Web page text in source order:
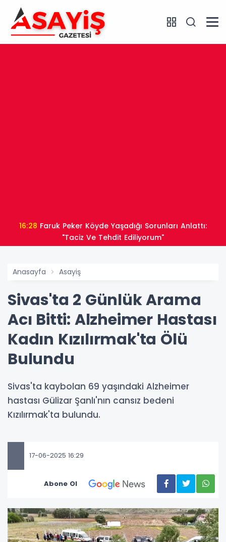
16:28
"Taciz Ve Tehdit Ediliyorum"
Anasayfa Asayiş
Sivas'ta 2 Günlük Arama
Acı Bitti: Alzheimer Hastası
Kadın Kızılırmak'ta Ölü
Bulundu
Sivas'ta kaybolan 69 yaşındaki Alzheimer
hastası Gülizar Şanlı'nın cansız bedeni
Kızılırmak'ta bulundu.
17-06-2025 16:29
Abone Ol